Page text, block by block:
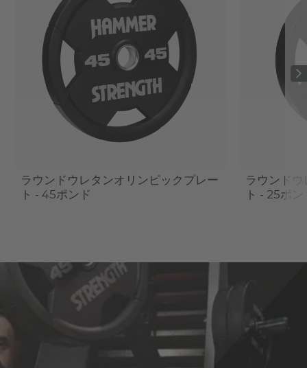
ラウンドウレタンオリンピックプレー
ト - 45ポンド
ラウンド
ト - 25ポン